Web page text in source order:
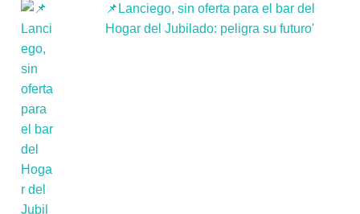
📌Lanciego, sin oferta para el bar del
Hogar del Jubilado: peligra su futuro'